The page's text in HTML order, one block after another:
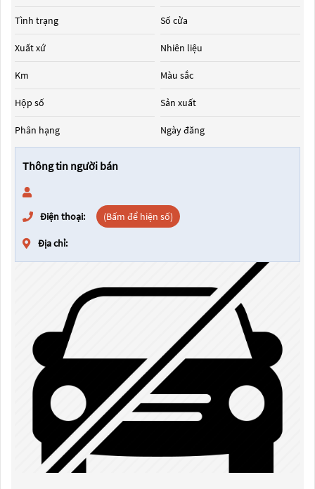
Tình trạng
Xuất xứ
Km
Hộp số
Phân hạng
Số cửa
Nhiên liệu
Màu sắc
Sản xuất
Ngày đăng
Thông tin người bán
Điện thoại: (Bấm để hiện số)
Địa chỉ: